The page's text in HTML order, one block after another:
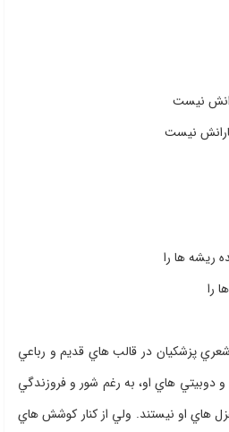
نيست
نيست
ریشه ها را
را
پزشكيان در قالب هاي قديم و رباعي
و دوبيتي هاي او، به رغم شور و فروزندگي
هاي او نيستند. ولي از كنار كوشش هاي